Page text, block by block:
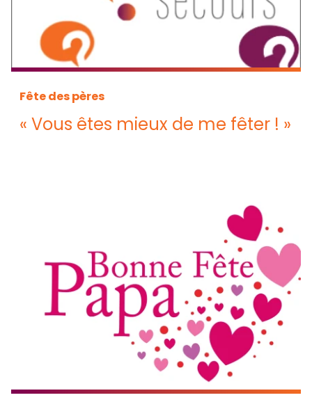
Fête des pères
« Vous êtes mieux de me fêter ! »